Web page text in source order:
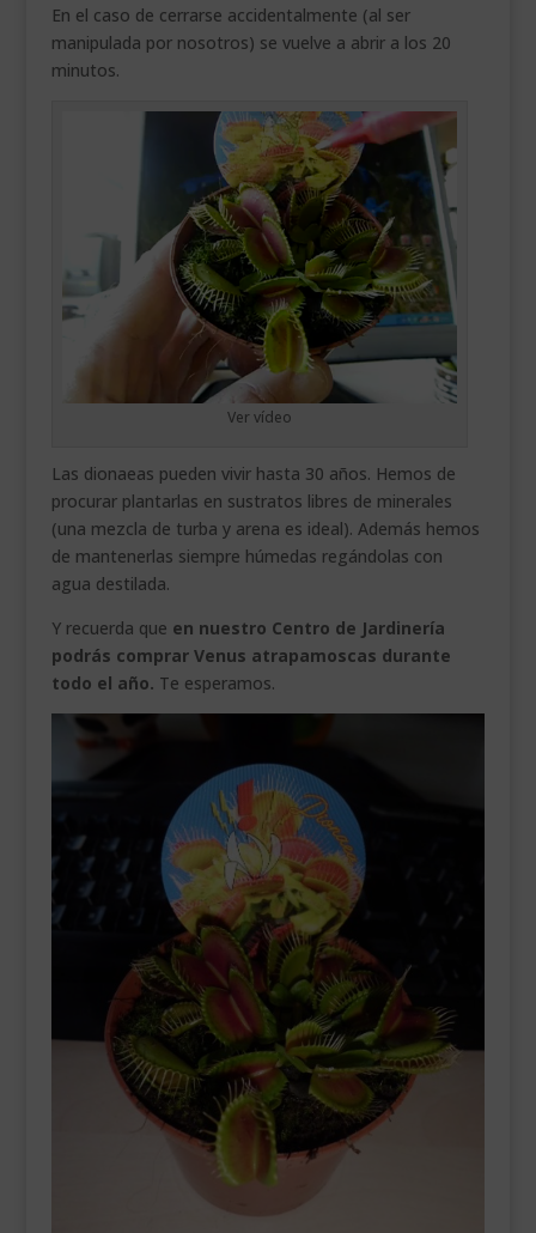
En el caso de cerrarse accidentalmente (al ser
manipulada por nosotros) se vuelve a abrir a los 20
minutos.
Ver vídeo
Las dionaeas pueden vivir hasta 30 años. Hemos de
procurar plantarlas en sustratos libres de minerales
(una mezcla de turba y arena es ideal). Además hemos
de mantenerlas siempre húmedas regándolas con
agua destilada.
Y recuerda que en nuestro Centro de Jardinería
podrás comprar Venus atrapamoscas durante
todo el año. Te esperamos.